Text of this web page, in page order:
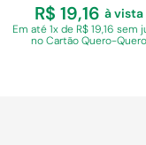
R$ 19,16 à vista
Ematé 1x de R$ 19,16 sem
no Cartão Quero-Quero